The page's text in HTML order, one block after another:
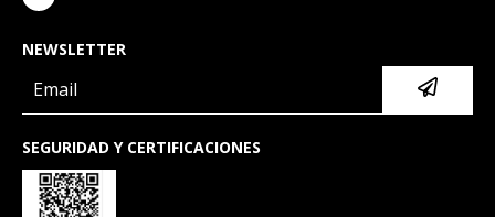
NEWSLETTER
SEGURIDAD Y CERTIFICACIONES